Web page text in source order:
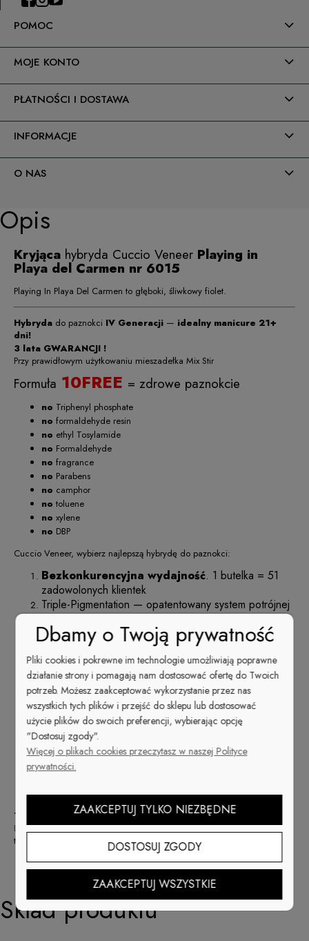
POMOC
MOJE KONTO
PŁATNOŚCI I DOSTAWA
INFORMACJE
O NAS
Opis
Kryjąca hybryda Cuccio Veneer Playing in
Playa del Carmen nr 6015
Playing In Playa Del Carmen to głęboki, śliwkowy fiolet.
Hybryda do paznokci IV Generacji — idealny manicure 21+
dni!
3 lata GWARANCJI !
Przy prawidłowym użytkowaniu mieszadełka Mix Stir
Formuła 10FREE = zdrowe paznokcie
no Triphenyl phosphate
no formaldehyde resin
no ethyl Tosylamide
no Formaldehyde
no fragrance
no Parabens
no camphor
no toluene
no xylene
no DBP
Cuccio Veneer, wybierz najlepszą hybrydę do paznokci:
Bezkonkurencyjna wydajność. 1 butelka = 51
zadowolonych klientek
Triple-Pigmentation — opatentowany system potrójnej
pigmentacji,pełne krycie już po 1 cienkiej
warstwie, nawet przy ciemnych kolorach!
Ekstremalnie wysoki połysk , który nie traci
swojej intensywności nawet po kilku tygodniach
aktywnego używania dłoni
Czwarta generacja —nie zawiera
rozpuszczalników. Nie paruje. Nie zastyga w
butelce —optymalna gęstość.
Szybka iłatwa aplikacja
Rewelacyjna trwałośćponad 21 dni
Odwrócony kształt butelki pozwala wykorzystać
FormułaLED & UVutwardzany 30 sekund
TRIO - Match Makers plus Dip
Lakier Cuccio Premium, Hybryda Cuccio Veneer ipuder Dip Systemw
tym samym kolorze.
Skład produktu
Dbamy o Twoją prywatność
Pliki cookies i pokrewne im technologie umożliwiają poprawne
działanie strony i pomagają nam dostosować ofertę do Twoich
potrzeb. Możesz zaakceptować wykorzystanie przez nas
wszystkich tych plików i przejść do sklepu lub dostosować
użycie plików do swoich preferencji, wybierając opcję
"Dostosuj zgody".
Więcej o plikach cookies przeczytasz w naszej Polityce
prywatności.
ZAAKCEPTUJ TYLKO NIEZBĘDNE
DOSTOSUJ ZGODY
ZAAKCEPTUJ WSZYSTKIE